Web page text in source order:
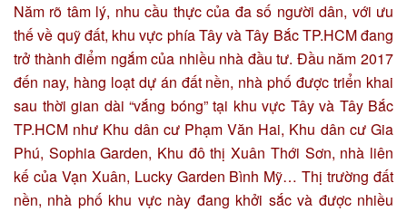
Năm rõ tâm lý, nhu cầu thực của đa số người dân, với ưu
thế về quỹ đất, khu vực phía Tây và Tây Bắc TP.HCM đang
trở thành điểm ngắm của nhiều nhà đầu tư. Đầu năm 2017
đến nay, hàng loạt dự án đất nền, nhà phố được triển khai
sau thời gian dài “vắng bóng” tại khu vực Tây và Tây Bắc
TP.HCM như Khu dân cư Phạm Văn Hai, Khu dân cư Gia
Phú, Sophia Garden, Khu đô thị Xuân Thới Sơn, nhà liên
kế của Vạn Xuân, Lucky Garden Bình Mỹ… Thị trường đất
nền, nhà phố khu vực này đang khởi sắc và được nhiều